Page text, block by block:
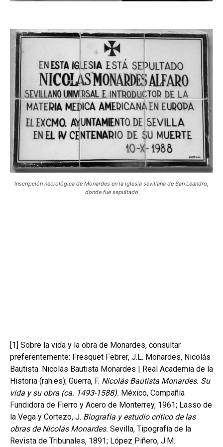
Inscripción necrológica de Monardes en la iglesia sevillana de San Leandro,
donde fue sepultado
[1] Sobre la vida y la obra de Monardes, consultar
preferentemente: Fresquet Febrer, J.L. Monardes, Nicolás
Bautista. Nicolás Bautista Monardes | Real Academia de la
Historia (rah.es); Guerra, F. Nicolás Bautista Monardes. Su
vida y su obra (ca. 1493-1588). México, Compañía
Fundidora de Fierro y Acero de Monterrey, 1961; Lasso de
la Vega y Cortezo, J. Biografía y estudio crítico de las
obras de Nicolás Monardes. Sevilla, Tipografía de la
Revista de Tribunales, 1891; López Piñero, J.M.